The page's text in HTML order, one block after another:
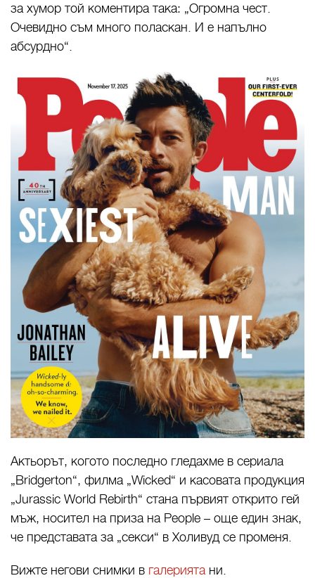
за хумор той коментира така: „Огромна чест.
Очевидно съм много поласкан. И е напълно
абсурдно“.
Актьорът, когото последно гледахме в сериала
„Bridgerton“, филма „Wicked“ и касовата продукция
„Jurassic World Rebirth“ стана първият открито гей
мъж, носител на приза на People – още един знак,
че представата за „секси“ в Холивуд се променя.
Вижте негови снимки в галериятани.